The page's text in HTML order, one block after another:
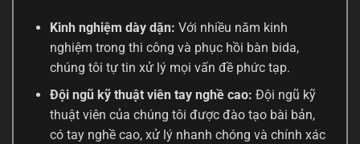
Kinh nghiệm dày dặn: Với nhiều năm kinh
nghiệm trong thi công và phục hồi bàn bida,
chúng tôi tự tin xử lý mọi vấn đề phức tạp.
Đội ngũ kỹ thuật viên tay nghề cao: Đội ngũ kỹ
thuật viên của chúng tôi được đào tạo bài bản,
có tay nghề cao, xử lý nhanh chóng và chính xác